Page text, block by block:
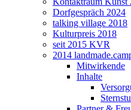
Dorfgespräch 2024
talking village 2018
Kulturpreis 2018
seit 2015 KVR
2014
Mitwirkende
Inhalte